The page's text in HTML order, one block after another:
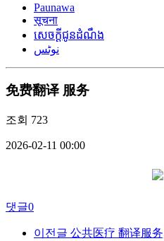
Paunawa
सूचना
សេចក្តីជូនដំណឹង
نوٹس
免费翻译 服务
조회 723
2026-02-11 00:00
댓글0
이전글 公共医疗 翻译服